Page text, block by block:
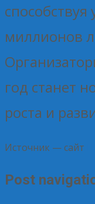
миллионов
год станет
роста и
Источник — сайт
Post